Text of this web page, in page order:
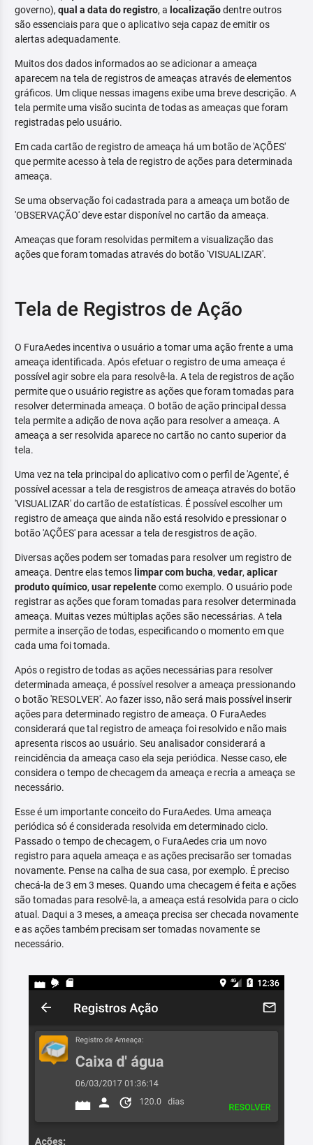
governo), qual a data do registro, a localizaçãodentre outros
são essenciais para que o aplicativo seja capaz de emitir os
alertas adequadamente.
Muitos dos dados informados ao se adicionar a ameaça
aparecem na tela de registros de ameaças através de elementos
gráficos. Um clique nessas imagens exibe uma breve descrição. A
tela permite uma visão sucinta de todas as ameaças que foram
registradas pelo usuário.
Em cada cartão de registro de ameaça há um botão de 'AÇÕES'
que permite acesso à tela de registro de ações para determinada
ameaça.
Se uma observação foi cadastrada para a ameaça um botão de
'OBSERVAÇÃO' deve estar disponível no cartão da ameaça.
Ameaças que foram resolvidas permitem a visualização das
ações que foram tomadas através do botão 'VISUALIZAR'.
Tela de Registros de Ação
O FuraAedes incentiva o usuário a tomar uma ação frente a uma
ameaça identificada. Após efetuar o registro de uma ameaça é
possível agir sobre ela para resolvê-la. A tela de registros de ação
permite que o usuário registre as ações que foram tomadas para
resolver determinada ameaça. O botão de ação principal dessa
tela permite a adição de nova ação para resolver a ameaça. A
ameaça a ser resolvida aparece no cartão no canto superior da
tela.
Uma vez na tela principal do aplicativo com o perfil de 'Agente', é
possível acessar a tela de resgistros de ameaça através do botão
'VISUALIZAR' do cartão de estatísticas. É possível escolher um
registro de ameaça que ainda não está resolvido e pressionar o
botão 'AÇÕES' para acessar a tela de resgistros de ação.
Diversas ações podem ser tomadas para resolver um registro de
ameaça. Dentre elas temos limpar com bucha, vedar, aplicar
produto químico, usar repelentecomo exemplo. O usuário pode
registrar as ações que foram tomadas para resolver determinada
ameaça. Muitas vezes múltiplas ações são necessárias. A tela
permite a inserção de todas, especificando o momento em que
cada uma foi tomada.
Após o registro de todas as ações necessárias para resolver
determinada ameaça, é possível resolver a ameaça pressionando
o botão 'RESOLVER'. Ao fazer isso, não será mais possível inserir
ações para determinado registro de ameaça. O FuraAedes
considerará que tal registro de ameaça foi resolvido e não mais
apresenta riscos ao usuário. Seu analisador considerará a
reincidência da ameaça caso ela seja periódica. Nesse caso, ele
considera o tempo de checagem da ameaça e recria a ameaça se
necessário.
Esse é um importante conceito do FuraAedes. Uma ameaça
periódica só é considerada resolvida em determinado ciclo.
Passado o tempo de checagem, o FuraAedes cria um novo
registro para aquela ameaça e as ações precisarão ser tomadas
novamente. Pense na calha de sua casa, por exemplo. É preciso
checá-la de 3 em 3 meses. Quando uma checagem é feita e ações
são tomadas para resolvê-la, a ameaça está resolvida para o ciclo
atual. Daqui a 3 meses, a ameaça precisa ser checada novamente
e as ações também precisam ser tomadas novamente se
necessário.